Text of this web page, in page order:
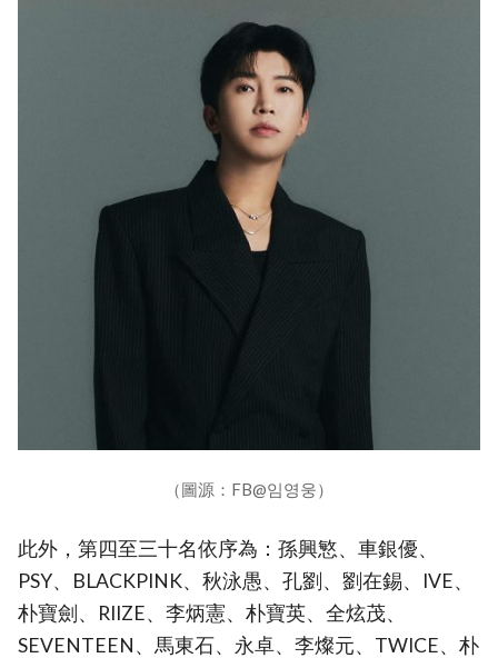
（圖源：FB@임영웅）
此外，第四至三十名依序為：孫興慜、車銀優、
PSY、BLACKPINK、秋泳愚、孔劉、劉在錫、IVE、
朴寶劍、RIIZE、李炳憲、朴寶英、全炫茂、
SEVENTEEN、馬東石、永卓、李燦元、TWICE、朴